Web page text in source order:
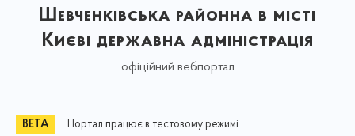
Шевченківська районна в місті
Києві державна адміністрація
офіційний вебпортал
Портал працює в тестовому режимі